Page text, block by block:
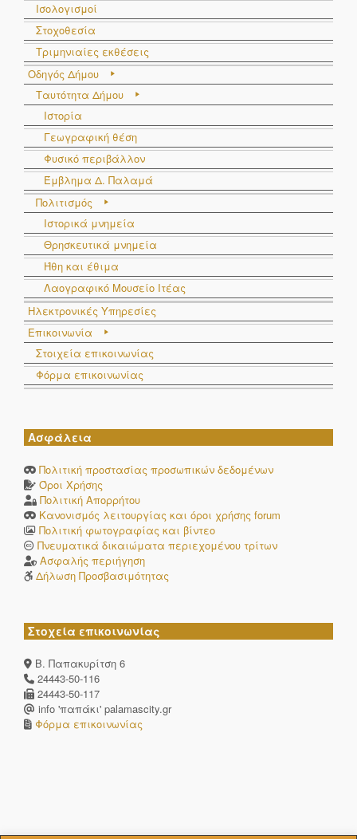
Ισολογισμοί
Στοχοθεσία
Τριμηνιαίες εκθέσεις
Οδηγός Δήμου
Ταυτότητα Δήμου
Ιστορία
Γεωγραφική θέση
Φυσικό περιβάλλον
Έμβλημα Δ. Παλαμά
Πολιτισμός
Ιστορικά μνημεία
Θρησκευτικά μνημεία
Ήθη και έθιμα
Λαογραφικό Μουσείο Ιτέας
Ηλεκτρονικές Υπηρεσίες
Επικοινωνία
Στοιχεία επικοινωνίας
Φόρμα επικοινωνίας
Ασφάλεια
Πολιτική προστασίας προσωπικών δεδομένων
Όροι Χρήσης
Πολιτική Απορρήτου
Κανονισμός λειτουργίας και όροι χρήσης forum
Πολιτική φωτογραφίας και βίντεο
Πνευματικά δικαιώματα περιεχομένου τρίτων
Ασφαλής περιήγηση
Δήλωση Προσβασιμότητας
Στοχεία επικοινωνίας
Β. Παπακυρίτση 6
24443-50-116
24443-50-117
info 'παπάκι' palamascity.gr
Φόρμα επικοινωνίας